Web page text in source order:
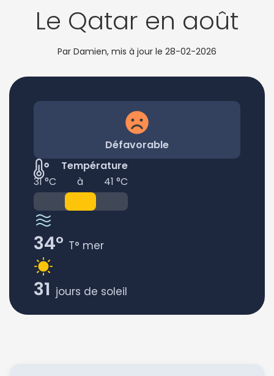
Le Qatar en août
Par Damien, mis à jour le 28-02-2026
Défavorable
Température
31 °C
à 41 °C
34° T° mer
31 jours de soleil